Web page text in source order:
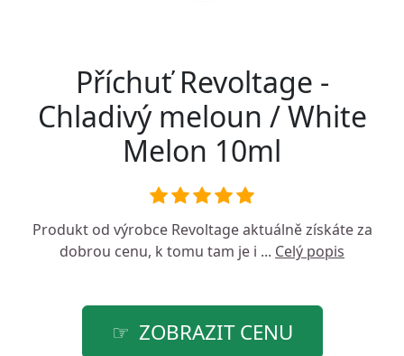
Příchuť Revoltage -
Chladivý meloun / White
Melon 10ml
Produkt od výrobce Revoltageaktuálně získáte za
dobrou cenu, k tomu tam je i ... Celý popis
ZOBRAZIT CENU